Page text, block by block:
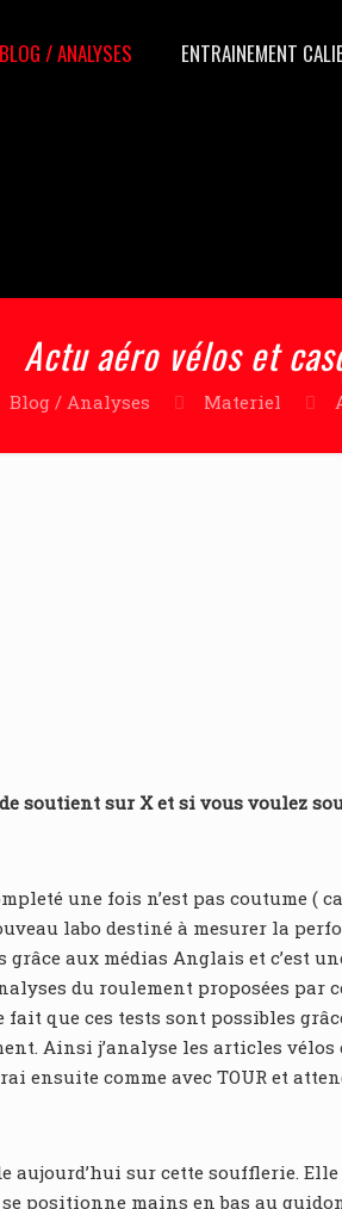
BLOG / ANALYSES ENTRAINEMENT
Actu aéro vélos et
Blog / Analyses Materiel
soutient sur X et si vous voulez
une fois n’est pas coutume
labo destiné à mesurer la
aux médias Anglais et c’est
du roulement proposées
que ces tests sont possibles
Ainsi j’analyse les articles
ensuite comme avec TOUR et
aujourd’hui sur cette soufflerie.
positionne mains en bas au